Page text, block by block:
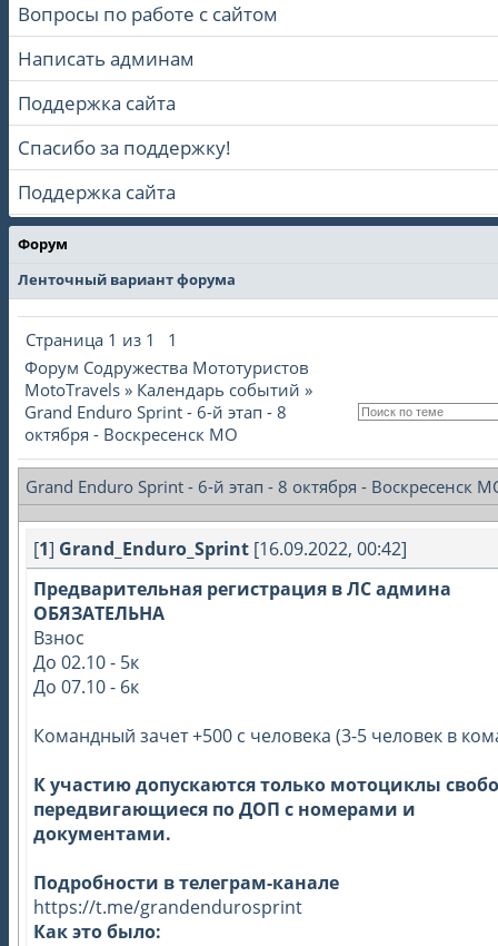
Вопросы по работе с сайтом
Написать админам
Поддержка сайта
Спасибо за поддержку!
Поддержка сайта
Форум
Ленточный вариант форума
Страница 1 из 1
1
Форум Содружества Мототуристов
MotoTravels » Календарь событий »
Grand Enduro Sprint - 6-й этап - 8
октября - Воскресенск МО
Grand Enduro Sprint - 6-й этап - 8 октября - Воскресенск
[1] Grand_Enduro_Sprint [16.09.2022, 00:42]
Предварительная регистрация в ЛС админа
ОБЯЗАТЕЛЬНА
Взнос
До 02.10 - 5к
До 07.10 - 6к
Командный зачет +500 с человека (3-5 человек в
К участию допускаются только мотоциклы
передвигающиеся по ДОП с номерами и
документами.
Подробности в телеграм-канале
https://t.me/grandendurosprint
Как это было: